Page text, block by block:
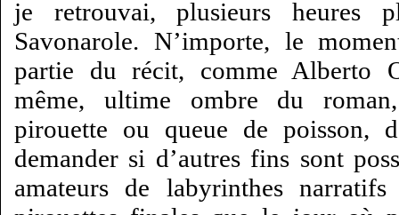
je retrouvai, plusieurs heures
Savonarole. N’importe, le
partie du récit, comme Alberto
même, ultime ombre du
pirouette ou queue de poisson,
demander si d’autres fins sont
amateurs de labyrinthes